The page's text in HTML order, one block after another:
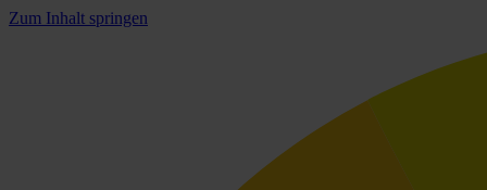
Zum Inhalt springen